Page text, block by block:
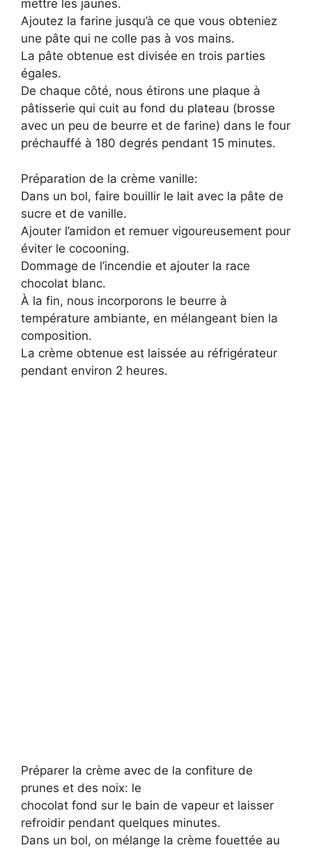
mettre les jaunes.
Ajoutez la farine jusqu’à ce que vous obteniez
une pâte qui ne colle pas à vos mains.
La pâte obtenue est divisée en trois parties
égales.
De chaque côté, nous étirons une plaque à
pâtisserie qui cuit au fond du plateau (brosse
avec un peu de beurre et de farine) dans le four
préchauffé à 180 degrés pendant 15 minutes.
Préparation de la crème vanille:
Dans un bol, faire bouillir le lait avec la pâte de
sucre et de vanille.
Ajouter l’amidon et remuer vigoureusement pour
éviter le cocooning.
Dommage de l’incendie et ajouter la race
chocolat blanc.
À la fin, nous incorporons le beurre à
température ambiante, en mélangeant bien la
composition.
La crème obtenue est laissée au réfrigérateur
pendant environ 2 heures.
Préparer la crème avec de la confiture de
prunes et des noix: le
chocolat fond sur le bain de vapeur et laisser
refroidir pendant quelques minutes.
Dans un bol, on mélange la crème fouettée au